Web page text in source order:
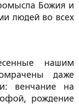
Божия и
людей во всех
нашим
даже
венчание на
рождение